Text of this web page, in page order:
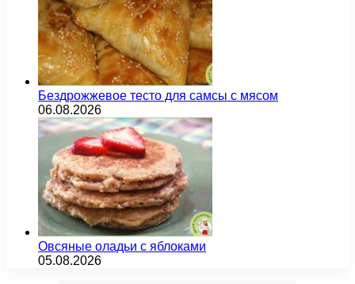
Бездрожжевое тесто для самсы с мясом
06.08.2026
Овсяные оладьи с яблоками
05.08.2026